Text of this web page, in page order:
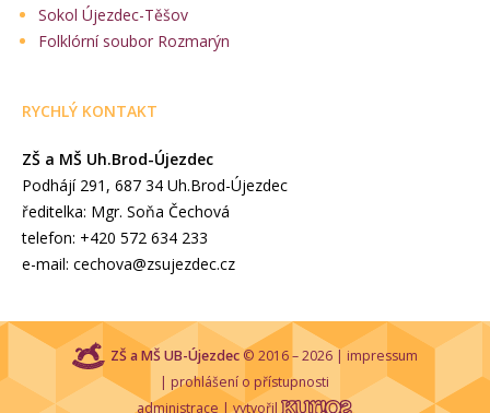
Sokol Újezdec-Těšov
Folklórní soubor Rozmarýn
RYCHLÝ KONTAKT
ZŠ a MŠ Uh.Brod-Újezdec
Podhájí 291, 687 34 Uh.Brod-Újezdec
ředitelka: Mgr. Soňa Čechová
telefon: +420 572 634 233
e-mail: cechova@zsujezdec.cz
ZŠ a MŠ UB-Újezdec© 2016 – 2026 | impressum
| prohlášení o přístupnosti
administrace | vytvořil